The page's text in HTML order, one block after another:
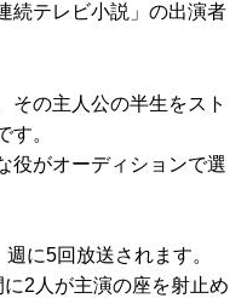
続テレビ小説」の出演者
その主人公の半生をスト
す。
役がオーディションで選
に5回放送されます。
2人が主演の座を射止め